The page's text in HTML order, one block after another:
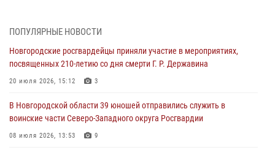
В Великом Новгороде сотрудники центра лицензионно-
разрешительной работы Росгвардии провели телефонную «горячую
30 июля 2026, 14:36 1
Новгородские росгвардейцы рассказали о службе детям из летнего
ПОПУЛЯРНЫЕ НОВОСТИ
Новгородские росгвардейцы приняли участие в мероприятиях,
посвященных 210-летию со дня смерти Г. Р. Державина
20 июля 2026, 15:12 3
В Новгородской области 39 юношей отправились служить в
воинские части Северо-Западного округа Росгвардии
08 июля 2026, 13:53 9